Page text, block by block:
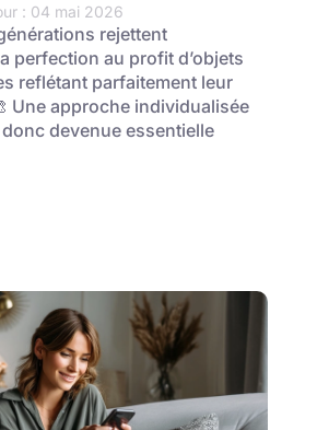
: 04 mai 2026
rejettent
perfection au profit d’objets
reflétant parfaitement leur
Une approche individualisée
devenue essentielle